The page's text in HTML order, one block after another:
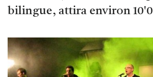
bilingue, attira environ